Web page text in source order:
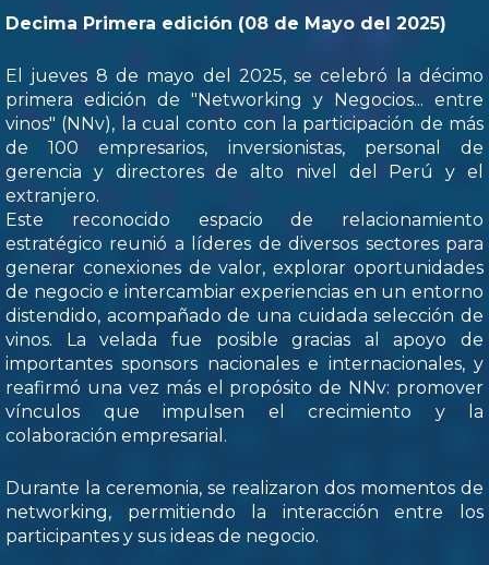
Decima Primera edición (08 de Mayo del 2025)
El jueves 8 de mayo del 2025, se celebró la décimo
primera edición de "Networking y Negocios... entre
vinos" (NNv), la cual conto con la participación de más
de 100 empresarios, inversionistas, personal de
gerencia y directores de alto nivel del Perú y el
extranjero.
Este reconocido espacio de relacionamiento
estratégico reunió a líderes de diversos sectores para
generar conexiones de valor, explorar oportunidades
de negocio e intercambiar experiencias en un entorno
distendido, acompañado de una cuidada selección de
vinos. La velada fue posible gracias al apoyo de
importantes sponsors nacionales e internacionales, y
reafirmó una vez más el propósito de NNv: promover
vínculos que impulsen el crecimiento y la
colaboración empresarial.
Durante la ceremonia, se realizaron dos momentos de
networking, permitiendo la interacción entre los
participantes y sus ideas de negocio.